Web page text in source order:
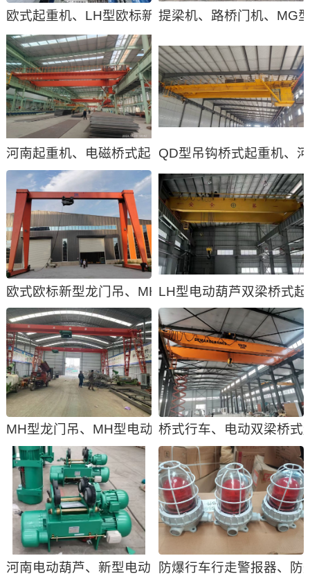
欧式起重机、LH型欧标新型双梁桥式起重机优点、
提梁机、路桥门机、MG
河南起重机、电磁桥式起重机、电磁行车、天车
QD型吊钩桥式起重机、
欧式欧标新型龙门吊、MH型电动单梁门式起重机
LH型电动葫芦双梁桥式
MH型龙门吊、MH型电动单梁门式起重机
桥式行车、电动双梁桥式
河南电动葫芦、新型电动葫芦型号参数、产品价格
防爆行车行走警报器、防